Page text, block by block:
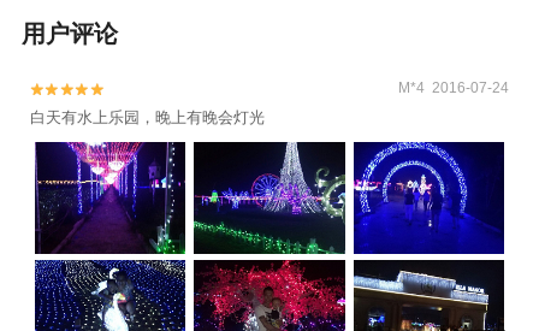
用户评论

 M*4 2016-07-24
白天有水上乐园，晚上有晚会灯光